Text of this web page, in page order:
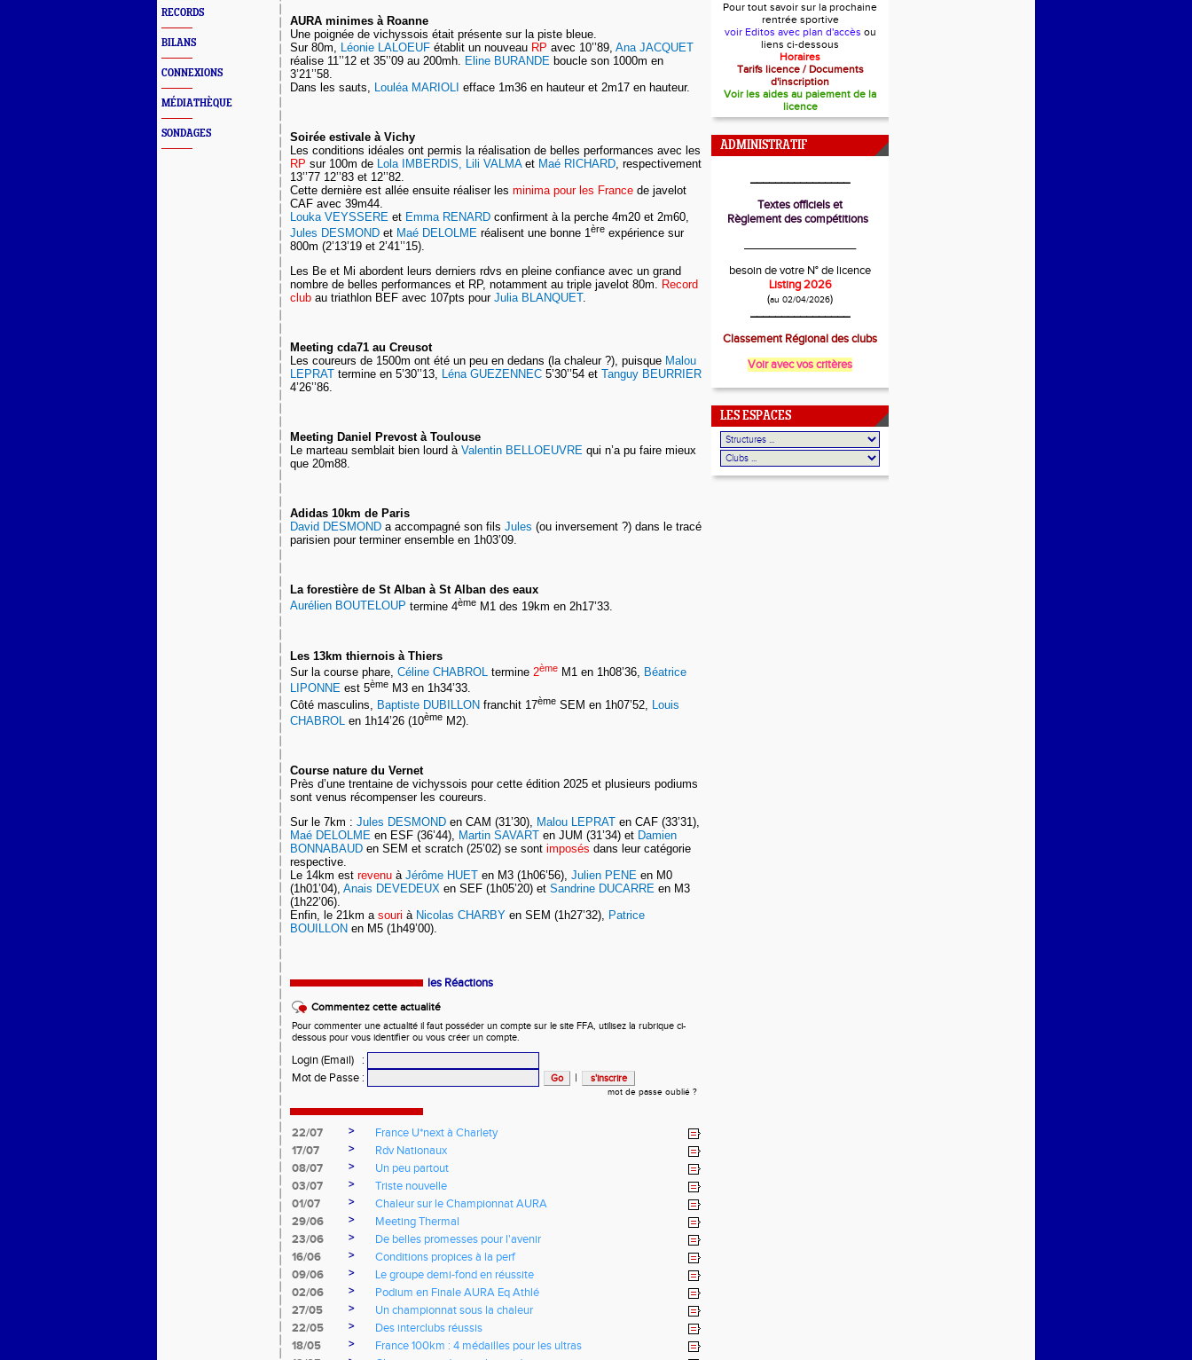
RECORDS
BILANS
CONNEXIONS
MÉDIATHÈQUE
SONDAGES
AURA minimes à Roanne
Une poignée de vichyssois était présente sur la piste bleue.
Sur 80m, Léonie LALOEUF établit un nouveau RP avec 10’’89, Ana JACQUET
réalise 11’’12 et 35’’09 au 200mh. Eline BURANDE boucle son 1000m en
3’21’’58.
Dans les sauts, Louléa MARIOLI efface 1m36 en hauteur et 2m17 en hauteur.
Soirée estivale à Vichy
Les conditions idéales ont permis la réalisation de belles performances avec les
RP sur 100m de Lola IMBERDIS, Lili VALMA et Maé RICHARD, respectivement
13’’77 12’’83 et 12’’82.
Cette dernière est allée ensuite réaliser les minima pour les France de javelot
CAF avec 39m44.
Louka VEYSSERE et Emma RENARD confirment à la perche 4m20 et 2m60,
Jules DESMOND et Maé DELOLME réalisent une bonne 1ère expérience sur
800m (2’13’19 et 2’41’’15).
Les Be et Mi abordent leurs derniers rdvs en pleine confiance avec un grand
nombre de belles performances et RP, notamment au triple javelot 80m. Record
club au triathlon BEF avec 107pts pour Julia BLANQUET.
Meeting cda71 au Creusot
Les coureurs de 1500m ont été un peu en dedans (la chaleur ?), puisque Malou
LEPRAT termine en 5’30’’13, Léna GUEZENNEC 5’30’’54 et Tanguy BEURRIER
4’26’’86.
Meeting Daniel Prevost à Toulouse
Le marteau semblait bien lourd à Valentin BELLOEUVRE qui n’a pu faire mieux
que 20m88.
Adidas 10km de Paris
David DESMOND a accompagné son fils Jules (ou inversement ?) dans le tracé
parisien pour terminer ensemble en 1h03’09.
La forestière de St Alban à St Alban des eaux
Aurélien BOUTELOUP termine 4ème M1 des 19km en 2h17’33.
Les 13km thiernois à Thiers
Sur la course phare, Céline CHABROL termine 2ème M1 en 1h08’36, Béatrice
LIPONNE est 5ème M3 en 1h34’33.
Côté masculins,
Baptiste DUBILLON franchit 17ème SEM en 1h07’52,
Louis
CHABROL en 1h14’26 (10ème M2).
Course nature du Vernet
Près d’une trentaine de vichyssois pour cette édition 2025 et plusieurs podiums
sont venus récompenser les coureurs.
Sur le 7km : Jules DESMOND en CAM (31’30), Malou LEPRAT en CAF (33’31),
Maé DELOLME en ESF (36’44), Martin SAVART en JUM (31’34) et Damien
BONNABAUD en SEM et scratch (25’02) se sont imposés dans leur catégorie
respective.
Le 14km est revenu à Jérôme HUET en M3 (1h06’56), Julien PENE en M0
(1h01’04), Anais DEVEDEUX en SEF (1h05’20) et Sandrine DUCARRE en M3
(1h22’06).
Enfin, le 21km a souri à Nicolas CHARBY en SEM (1h27’32), Patrice
BOUILLON en M5 (1h49’00).
les Réactions
Commentez cette actualité
Pour commenter une actualité il faut posséder un compte sur le site FFA, utilisez la rubrique ci-
dessous pour vous identifier ou vous créer un compte.
Login (Email)
:
Mot de Passe : |
mot de passe oublié ?
22/07 >
France U*next à Charlety
17/07
>
Rdv Nationaux
08/07
>
Un peu partout
03/07
>
Triste nouvelle
01/07
>
Chaleur sur le Championnat AURA
29/06
>
Meeting Thermal
23/06
>
De belles promesses pour l'avenir
16/06
>
Conditions propices à la perf
09/06
>
Le groupe demi-fond en réussite
02/06
>
Podium en Finale AURA Eq Athlé
27/05
>
Un championnat sous la chaleur
22/05
>
Des interclubs réussis
18/05
>
France 100km : 4 médailles pour les ultras
Pour tout savoir sur la prochaine
rentrée sportive
voir Editos avec plan d'accès ou
liens ci-dessous
Horaires
Tarifs licence / Documents
d'inscription
Voir les aides au paiement de la
licence
ADMINISTRATIF
________________
Textes officiels et
Règlement des compétitions
besoin de votre N° de licence
Listing 2026
(au 02/04/2026)
________________
Classement Régional des clubs
Voir avec vos critères
LES ESPACES